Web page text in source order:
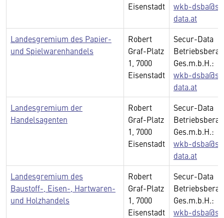
Eisenstadt
wkb-
data.at
Landesgremium des Papier-
und Spielwarenhandels
Robert
Graf-Platz
1, 7000
Eisenstadt
Secur-Data
Ges.m.b.H.:
wkb-
data.at
Landesgremium der
Handelsagenten
Robert
Graf-Platz
1, 7000
Eisenstadt
Secur-Data
Ges.m.b.H.:
wkb-
data.at
Landesgremium des
Baustoff-, Eisen-, Hartwaren-
und Holzhandels
Robert
Graf-Platz
1, 7000
Eisenstadt
Secur-Data
Ges.m.b.H.:
wkb-